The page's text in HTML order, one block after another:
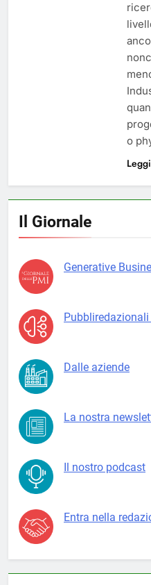
o
Il Giornale
Generative
Dalle aziende
La nostra
Il nostro podcast
Entra nella